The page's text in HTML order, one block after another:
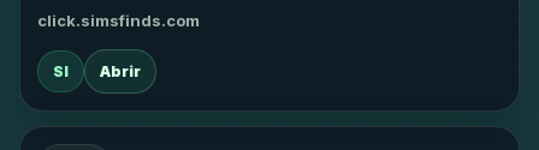
click.simsfinds.com
SI Abrir